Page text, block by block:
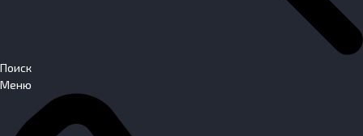
Поиск
Меню